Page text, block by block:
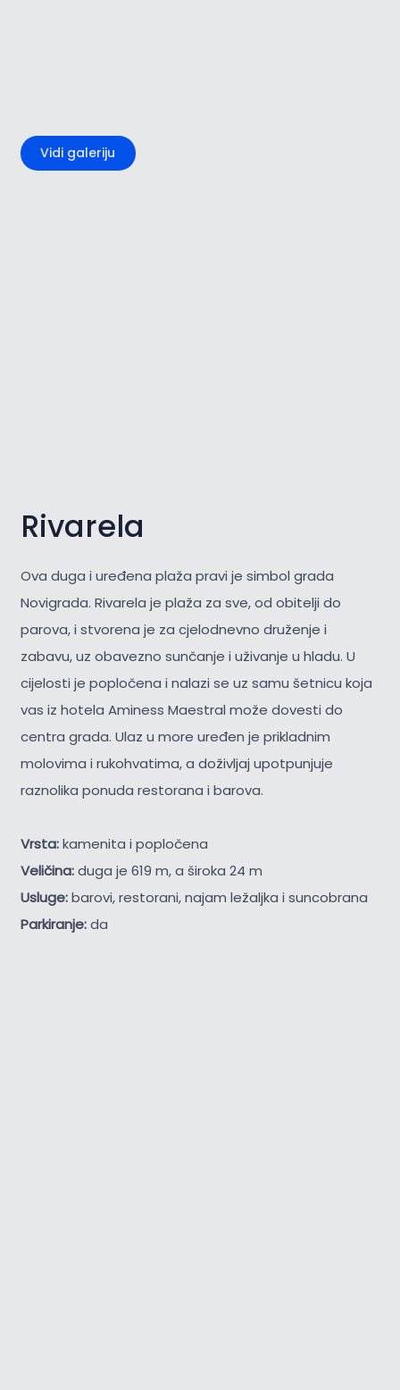
Vidi galeriju
Rivarela
Ova duga i uređena plaža pravi je simbol grada
Novigrada. Rivarela je plaža za sve, od obitelji do
parova, i stvorena je za cjelodnevno druženje i
zabavu, uz obavezno sunčanje i uživanje u hladu. U
cijelosti je popločena i nalazi se uz samu šetnicu koja
vas iz hotela Aminess Maestral može dovesti do
centra grada. Ulaz u more uređen je prikladnim
molovima i rukohvatima, a doživljaj upotpunjuje
raznolika ponuda restorana i barova.
Vrsta:kamenita i popločena
Veličina:duga je 619 m, a široka 24 m
Usluge:barovi, restorani, najam ležaljka i suncobrana
Parkiranje:da